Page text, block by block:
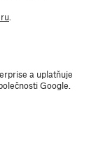
.
a uplatňuje
Google.